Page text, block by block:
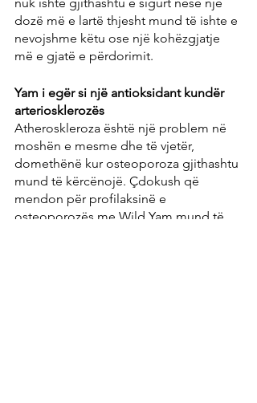
nuk ishte gjithashtu e sigurt nëse një
dozë më e lartë thjesht mund të ishte e
nevojshme këtu ose një kohëzgjatje
më e gjatë e përdorimit.
Yam i egër si një antioksidant kundër
arteriosklerozës
Atheroskleroza është një problem në
moshën e mesme dhe të vjetër,
domethënë kur osteoporoza gjithashtu
mund të kërcënojë. Çdokush që
mendon për profilaksinë e
osteoporozës me Wild Yam mund të